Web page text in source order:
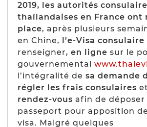
2019, les autorités
thaïlandaises en France ont
place, après plusieurs
en Chine,
l’e-Visa consulaire
renseigner, en ligne sur le
gouvernemental
l’intégralité de sa demande
régler les frais consulaires et
rendez-vous afin de déposer
passeport pour apposition
visa. Malgré quelques